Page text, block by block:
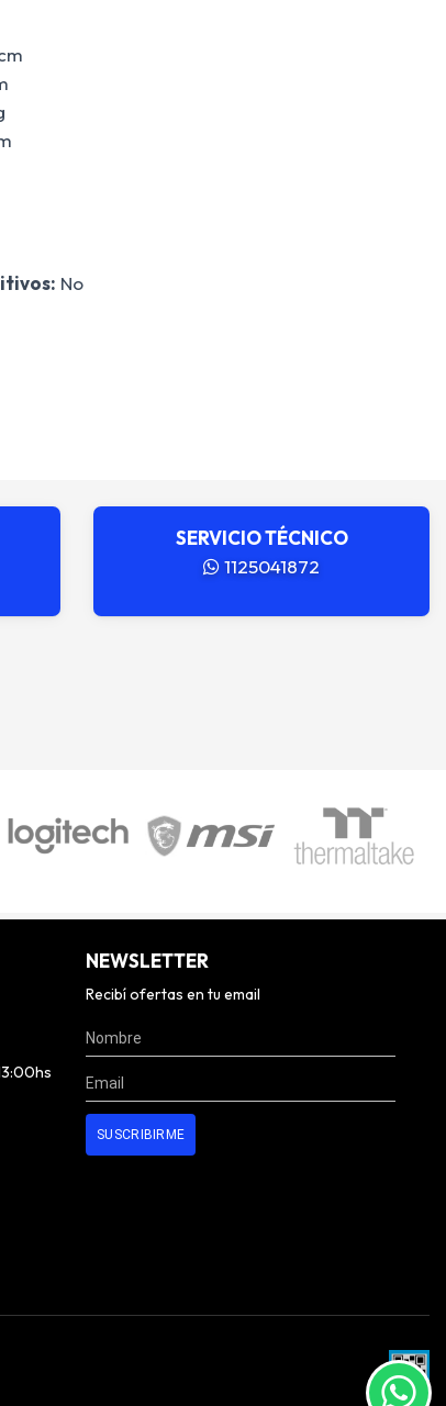
No
SERVICIO TÉCNICO
1125041872
NEWSLETTER
Recibí ofertas en tu email